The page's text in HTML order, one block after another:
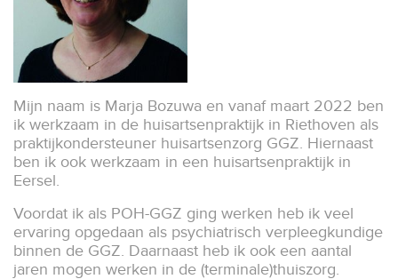
Mijn naam is Marja Bozuwa en vanaf maart 2022 ben
ik werkzaam in de huisartsenpraktijk in Riethoven als
praktijkondersteuner huisartsenzorg GGZ. Hiernaast
ben ik ook werkzaam in een huisartsenpraktijk in
Eersel.
Voordat ik als POH-GGZ ging werken heb ik veel
ervaring opgedaan als psychiatrisch verpleegkundige
binnen de GGZ. Daarnaast heb ik ook een aantal
jaren mogen werken in de (terminale)thuiszorg.